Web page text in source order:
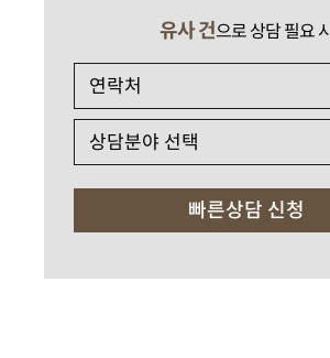
유사 건으로 상담 필요 시